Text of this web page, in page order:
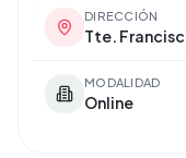
DIRECCIÓN
Tte.
MODALIDAD
Online